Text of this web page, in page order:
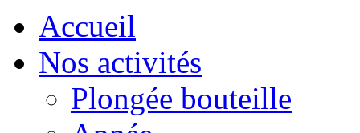
Accueil
Nos activités
Plongée bouteille